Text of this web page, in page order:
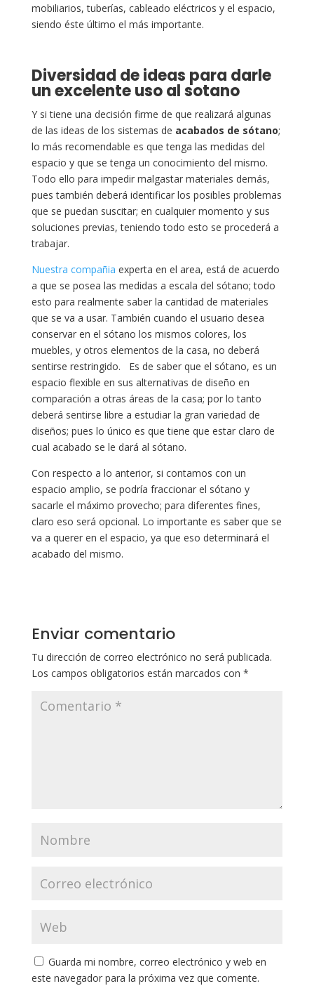
mobiliarios, tuberías, cableado eléctricos y el espacio,
siendo éste último el más importante.
Diversidad de ideas para darle
un excelente uso al sotano
Y si tiene una decisión firme de que realizará algunas
de las ideas de los sistemas de acabados de sótano;
lo más recomendable es que tenga las medidas del
espacio y que se tenga un conocimiento del mismo.
Todo ello para impedir malgastar materiales demás,
pues también deberá identificar los posibles problemas
que se puedan suscitar; en cualquier momento y sus
soluciones previas, teniendo todo esto se procederá a
trabajar.
Nuestra compañia experta en el area, está de acuerdo
a que se posea las medidas a escala del sótano; todo
esto para realmente saber la cantidad de materiales
que se va a usar. También cuando el usuario desea
conservar en el sótano los mismos colores, los
muebles, y otros elementos de la casa, no deberá
sentirse restringido. Es de saber que el sótano, es un
espacio flexible en sus alternativas de diseño en
comparación a otras áreas de la casa; por lo tanto
deberá sentirse libre a estudiar la gran variedad de
diseños; pues lo único es que tiene que estar claro de
cual acabado se le dará al sótano.
Con respecto a lo anterior, si contamos con un
espacio amplio, se podría fraccionar el sótano y
sacarle el máximo provecho; para diferentes fines,
claro eso será opcional. Lo importante es saber que se
va a querer en el espacio, ya que eso determinará el
acabado del mismo.
Enviar comentario
Tu dirección de correo electrónico no será publicada.
Los campos obligatorios están marcados con *
Guarda mi nombre, correo electrónico y web en
este navegador para la próxima vez que comente.